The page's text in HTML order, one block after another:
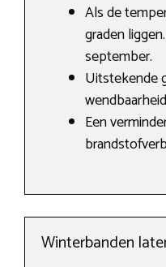
Als de
graden
september.
Uitstekende
Een
Winterbanden